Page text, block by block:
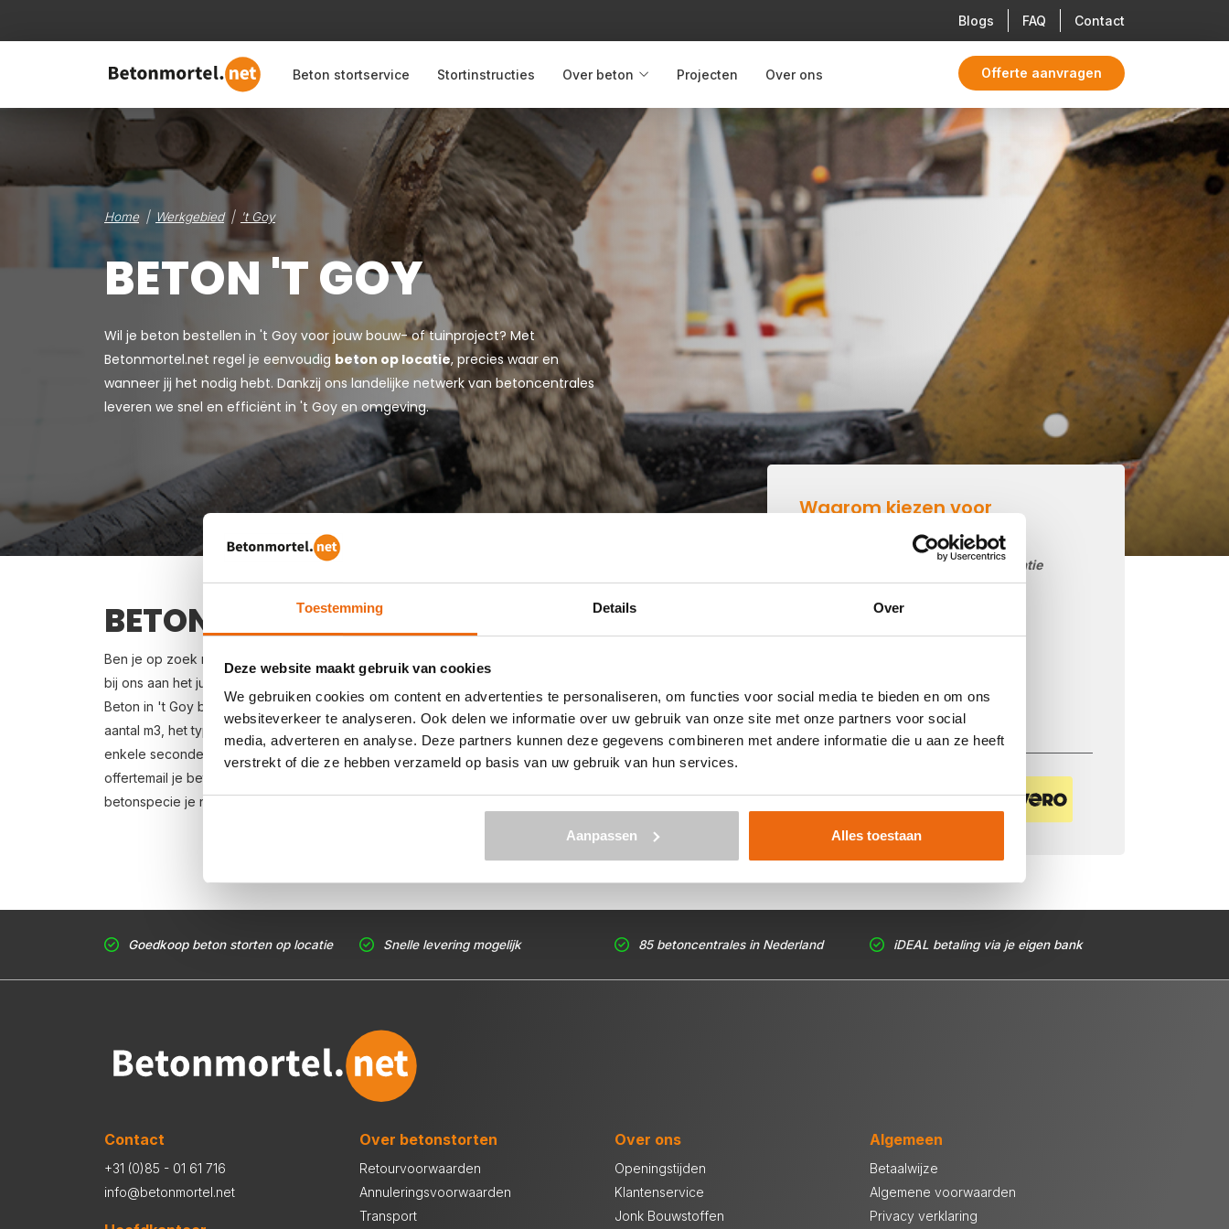
Toestemming Details Over
Deze website maakt gebruik van cookies
We gebruiken cookies om content en advertenties te personaliseren, om functies voor social media te bieden en om ons
websiteverkeer te analyseren. Ook delen we informatie over uw gebruik van onze site met onze partners voor social
media, adverteren en analyse. Deze partners kunnen deze gegevens combineren met andere informatie die u aan ze heeft
verstrekt of die ze hebben verzameld op basis van uw gebruik van hun services.
Aanpassen Alles toestaan
Blogs FAQ Contact
Beton stortservice Stortinstructies Over beton Projecten Over ons Offerte aanvragen
Home Werkgebied 't Goy
BETON 'T GOY
Wil je beton bestellen in 't Goy voor jouw bouw- of tuinproject? Met
Betonmortel.net regel je eenvoudig beton op locatie, precies waar en
wanneer jij het nodig hebt. Dankzij ons landelijke netwerk van betoncentrales
leveren we snel en efficiënt in 't Goy en omgeving.
BETON BESTELLEN IN 'T GOY
Ben je op zoek naar een leverancier bij jou in de buurt die goedkoop beton kan storten in 't Goy? Dan ben je
bij ons aan het juiste adres. Wij bezorgen kant-en-klaar beton in heel Nederland voor een voordelige prijs.
Beton in 't Goy bestellen is eenvoudig: vraag vrijblijvend eenofferteaan. Vul je postcode, het benodigde
aantal m3, het type beton, de optionele keuze voor een betonpomp en je e-mailadres in en ontvang binnen
enkele seconden een gerichte prijs per e-mail voor 't Goy. Aansluitend kun je middels de bestellink in de
offertemail je beton bestellen. Levering in 't Goy is al mogelijk in 3 werkdagen. Weet je niet hoeveel kuub
betonspecie je nodig hebt? Zie voor de berekening:
Waarom kiezen voor
Betonmortel.net
Goedkoop beton storten op locatie
Regelmatig nieuwe prijzen
Veilig betalen met:
Goedkoop beton storten op locatie Snelle levering mogelijk 85 betoncentrales in Nederland iDEAL betaling via je eigen bank
Contact
+31 (0)85 - 01 61 716
info@betonmortel.net
Over betonstorten
Retourvoorwaarden
Annuleringsvoorwaarden
Transport
Over ons
Openingstijden
Klantenservice
Jonk Bouwstoffen
Algemeen
Betaalwijze
Algemene voorwaarden
Privacy verklaring